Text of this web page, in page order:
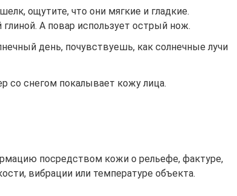
ощутите, что они мягкие и гладкие.
глиной. А повар использует острый нож.
день, почувствуешь, как солнечные лучи
со снегом покалывает кожу лица.
посредством кожи о рельефе, фактуре,
вибрации или температуре объекта.